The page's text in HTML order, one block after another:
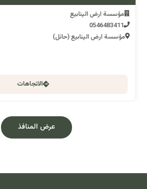
مؤسسة ارض الينابيع
0546483411
مؤسسة ارض الينابيع (حائل)
الاتجاهات
عرض المنافذ